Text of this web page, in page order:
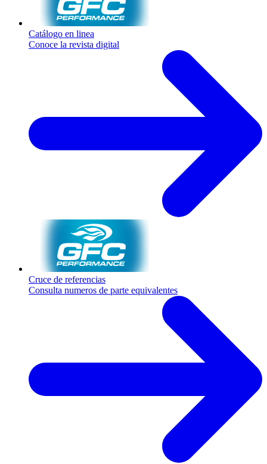
Catálogo en linea
Conoce la revista digital
Cruce de referencias
Consulta numeros de parte equivalentes